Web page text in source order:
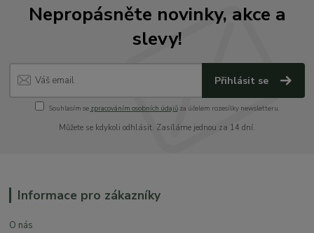
Nepropásněte novinky, akce a
slevy!
Přihlásit se
Souhlasím se zpracováním osobních údajůza účelem rozesílky newsletteru.
Můžete se kdykoli odhlásit. Zasíláme jednou za 14 dní.
Informace pro zákazníky
O nás